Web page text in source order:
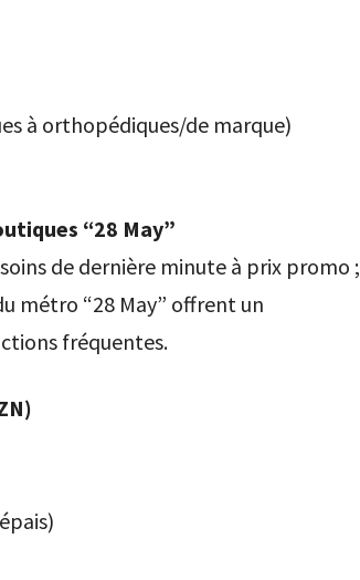
à orthopédiques/de marque)
“28 May”
de dernière minute à prix promo ;
métro “28 May” offrent un
fréquentes.